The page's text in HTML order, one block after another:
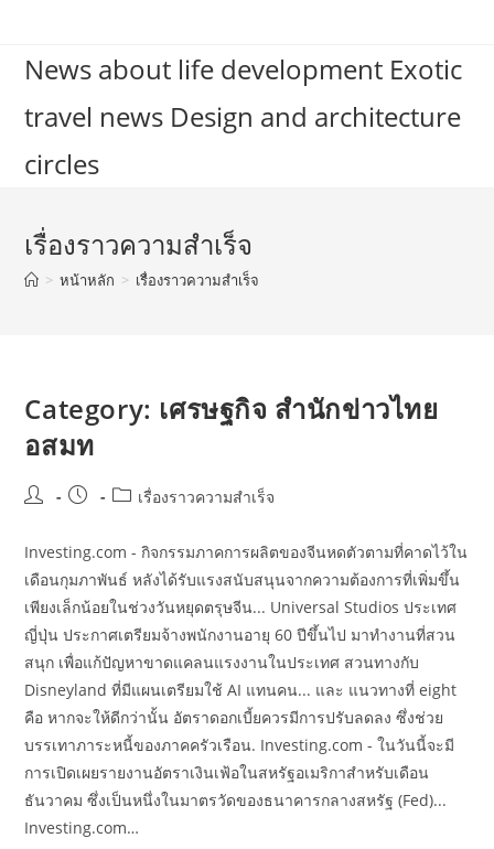
contentNews about life development Exotic
travel news Design and architecture
circles
เรื่องราวความสำเร็จ
> หน้าหลัก > เรื่องราวความสำเร็จ
Category: เศรษฐกิจ สำนักข่าวไทย
อสมท
Post
Post
Postเรื่องราวความสำเร็จ
Investing.com - กิจกรรมภาคการผลิตของจีนหดตัวตามที่คาดไว้ใน
เดือนกุมภาพันธ์ หลังได้รับแรงสนับสนุนจากความต้องการที่เพิ่มขึ้น
เพียงเล็กน้อยในช่วงวันหยุดตรุษจีน... Universal Studios ประเทศ
ญี่ปุ่น ประกาศเตรียมจ้างพนักงานอายุ 60 ปีขึ้นไป มาทำงานที่สวน
สนุก เพื่อแก้ปัญหาขาดแคลนแรงงานในประเทศ สวนทางกับ
Disneyland ที่มีแผนเตรียมใช้ AI แทนคน... และ แนวทางที่ eight
คือ หากจะให้ดีกว่านั้น อัตราดอกเบี้ยควรมีการปรับลดลง ซึ่งช่วย
บรรเทาภาระหนี้ของภาคครัวเรือน. Investing.com - ในวันนี้จะมี
การเปิดเผยรายงานอัตราเงินเฟ้อในสหรัฐอเมริกาสำหรับเดือน
ธันวาคม ซึ่งเป็นหนึ่งในมาตรวัดของธนาคารกลางสหรัฐ (Fed)...
Investing.com…